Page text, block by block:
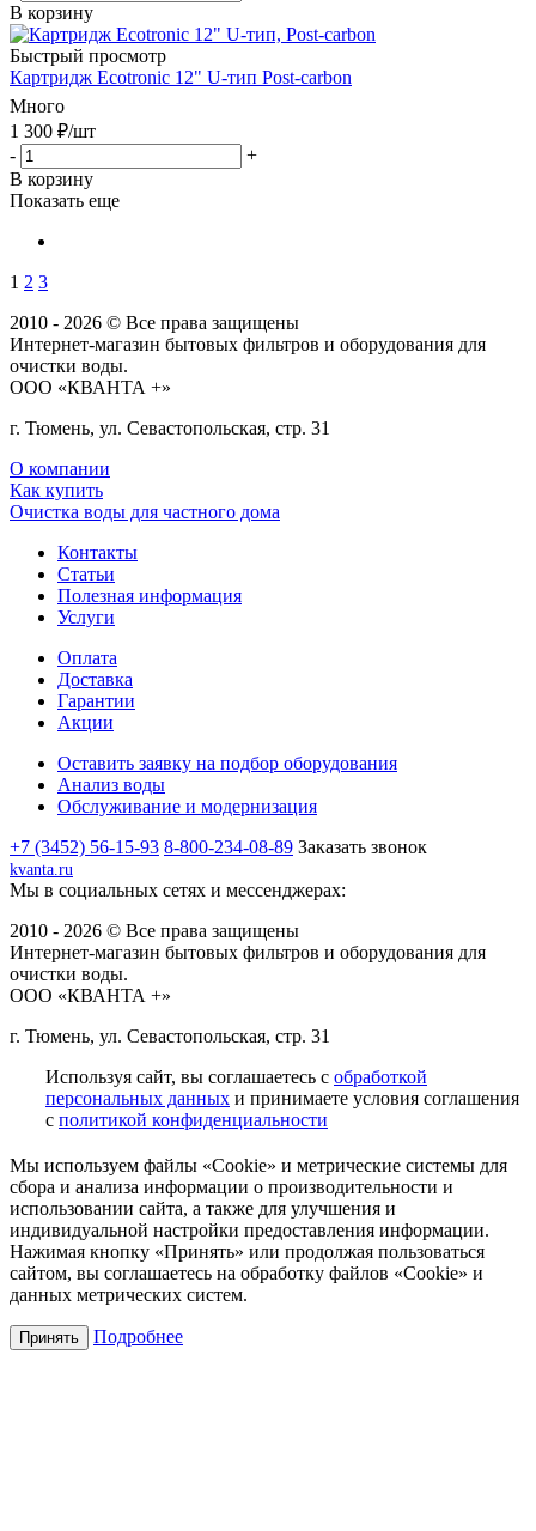
В корзину
Быстрый просмотр
Картридж Ecotronic 12" U-тип Post-carbon
Много
1 300 ₽/шт
-
+
В корзину
Показать еще
1 2 3
2010 - 2026 © Все права защищены
Интернет-магазин бытовых фильтров и оборудования для
очистки воды.
ООО «КВАНТА +»
г. Тюмень, ул. Севастопольская, стр. 31
О компании
Как купить
Очистка воды для частного дома
Контакты
Статьи
Полезная информация
Услуги
Оплата
Доставка
Гарантии
Акции
Оставить заявку на подбор оборудования
Анализ воды
Обслуживание и модернизация
+7 (3452) 56-15-93 8-800-234-08-89 Заказать звонок
kvanta.ru
Мы в социальных сетях и мессенджерах:
2010 - 2026 © Все права защищены
Интернет-магазин бытовых фильтров и оборудования для
очистки воды.
ООО «КВАНТА +»
г. Тюмень, ул. Севастопольская, стр. 31
Используя сайт, вы соглашаетесь с обработкой
персональных данных и принимаете условия соглашения
с политикой конфиденциальности
Мы используем файлы «Cookie» и метрические системы для
сбора и анализа информации о производительности и
использовании сайта, а также для улучшения и
индивидуальной настройки предоставления информации.
Нажимая кнопку «Принять» или продолжая пользоваться
сайтом, вы соглашаетесь на обработку файлов «Cookie» и
данных метрических систем.
Принять Подробнее